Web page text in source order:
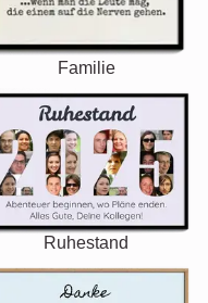
Familie
Ruhestand